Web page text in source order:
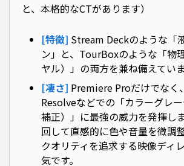
と、本格的なCTがあります）
[特徴] Stream Deckのような「
ン」と、TourBoxのような「物
ヤル）」の両方を兼ね備えていま
[凄さ] Premiere Proだけでなく
Resolveなどでの「カラーグレ
補正）」に最強の威力を発揮し
回して直感的に色や音量を微調
クオリティを追求する映像ディ
気です。